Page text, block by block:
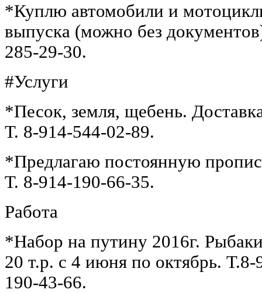
*Куплю автомобили и
выпуска (можно без
285-29-30.
#Услуги
*Песок, земля, щебень.
Т. 8-914-544-02-89.
*Предлагаю постоянную
Т. 8-914-190-66-35.
Работа
*Набор на путину 2016г.
20 т.р. с 4 июня по октябрь.
190-43-66.